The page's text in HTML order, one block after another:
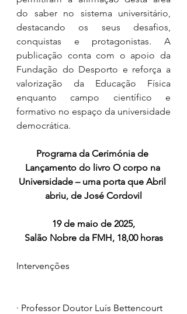
do saber no sistema universitário,
destacando os seus desafios,
conquistas e protagonistas. A
publicação conta com o apoio da
Fundação do Desporto e reforça a
valorização da Educação Física
enquanto campo científico e
formativo no espaço da universidade
democrática.
Programa da Cerimónia de
Lançamento do livro O corpo na
Universidade – uma porta que Abril
abriu, de José Cordovil
19 de maio de 2025,
Salão Nobre da FMH, 18,00 horas
Intervenções
· Professor Doutor Luís Bettencourt